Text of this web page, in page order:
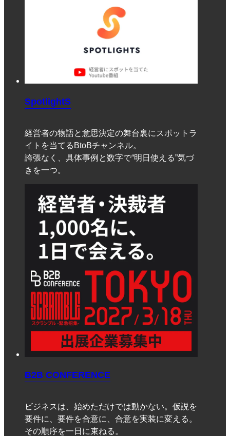
SpotlightS
経営者の物語と意思決定の舞台裏にスポットラ
イトを当てるBtoBチャンネル。
誇張なく、具体事例と数字で“明日使える”気づ
きを一つ。
B2B CONFERENCE
ビジネスは、始めただけでは動かない。仮説を
要件に、要件を合意に、合意を実装に変える。
その順序を一日に束ねる。